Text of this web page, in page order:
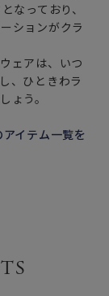
なっており、
ションがクラ
ェアは、いつ
、ひときわラ
ょう。
イテム一覧を